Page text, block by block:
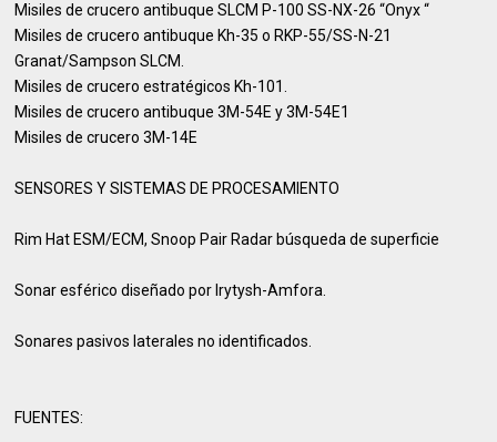
Misiles de crucero antibuque SLCM P-100 SS-NX-26 “Onyx “
Misiles de crucero antibuque Kh-35 o RKP-55/SS-N-21
Granat/Sampson SLCM.
Misiles de crucero estratégicos Kh-101.
Misiles de crucero antibuque 3M-54E y 3M-54E1
Misiles de crucero 3M-14E
SENSORES Y SISTEMAS DE PROCESAMIENTO
Rim Hat ESM/ECM, Snoop Pair Radar búsqueda de superficie
Sonar esférico diseñado por Irytysh-Amfora.
Sonares pasivos laterales no identificados.
FUENTES: